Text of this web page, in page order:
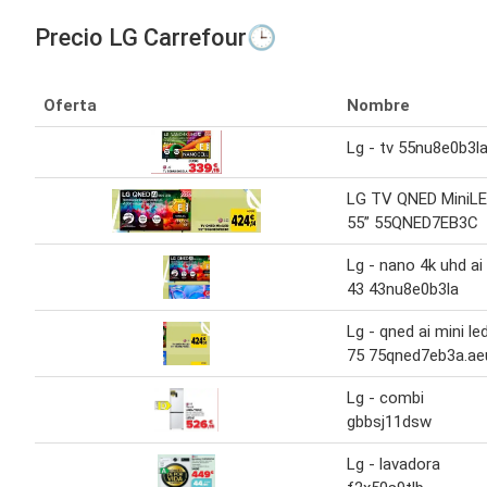
Precio LG Carrefour🕒
Oferta Nombre
Lg - tv 55nu8e0b3la
LG TV QNED
55” 55QNED7EB3C
Lg - nano 4k uhd
43 43nu8e0b3la
Lg - qned ai mini
75
Lg - combi
gbbsj11dsw
Lg - lavadora